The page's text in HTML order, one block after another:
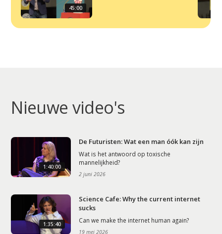
Contact
45:00
Nieuwe video's
1:40:00
De Futuristen: Wat een man óók kan zijn
Wat is het antwoord op toxische
mannelijkheid?
2 juni 2026
1:35:40
Science Cafe: Why the current internet
sucks
Can we make the internet human again?
19 mei 2026